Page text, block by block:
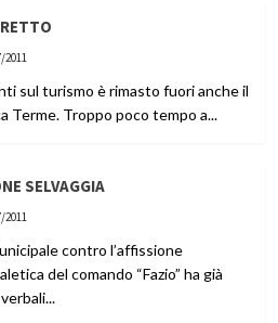
2011
sul turismo è rimasto fuori anche il
Terme. Troppo poco tempo a...
SELVAGGIA
2011
contro l’affissione
del comando “Fazio” ha già